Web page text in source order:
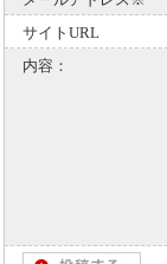
サイトURL
内容：